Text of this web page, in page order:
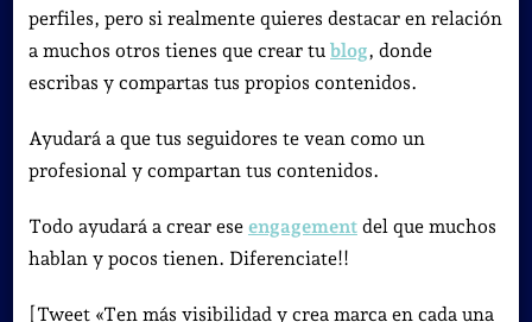
perfiles, pero si realmente quieres destacar en relación
a muchos otros tienes que crear tu blog, donde
escribas y compartas tus propios contenidos.
Ayudará a que tus seguidores te vean como un
profesional y compartan tus contenidos.
Todo ayudará a crear ese engagementdel que muchos
hablan y pocos tienen. Diferenciate!!
[Tweet «Ten más visibilidad y crea marca en cada una